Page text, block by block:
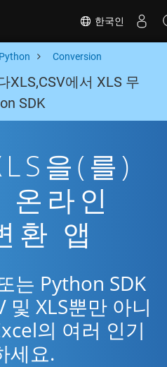
한국인
Python Conversion
XLS,CSV에서 XLS 무
SDK
을(를)
라인
환 앱
는 Python SDK
및 XLS뿐만 아니
의 여러 인기
세요.